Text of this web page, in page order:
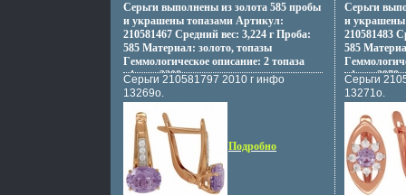
Серьги выполнены из золота 585 пробы
и украшены топазами Артикул:
210581467 Средний вес: 3,224 г Проба:
585 Материал: золото, топазы
Гeммологическое описание: 2 топаза
вфиащ 3208 карат.
Серьги 210581797 2010 г инфо
13269o.
Подробно
Серьги
и
210581483
585
вфиаь 2978
Серьги
13271o.